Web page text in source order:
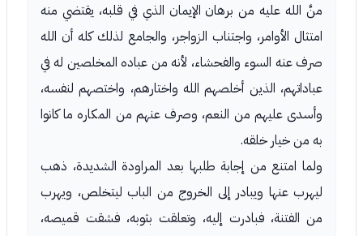
منَّ الله عليه من برهان الإيمان الذي في قلبه، يقتضي منه
امتثال الأوامر، واجتناب الزواجر، والجامع لذلك كله أن الله
صرف عنه السوء والفحشاء، لأنه من عباده المخلصين له في
عباداتهم، الذين أخلصهم الله واختارهم، واختصهم لنفسه،
وأسدى عليهم من النعم، وصرف عنهم من المكاره ما كانوا
به من خيار خلقه.
ولما امتنع من إجابة طلبها بعد المراودة الشديدة، ذهب
ليهرب عنها ويبادر إلى الخروج من الباب ليتخلص، ويهرب
من الفتنة، فبادرت إليه، وتعلقت بثوبه، فشقت قميصه،